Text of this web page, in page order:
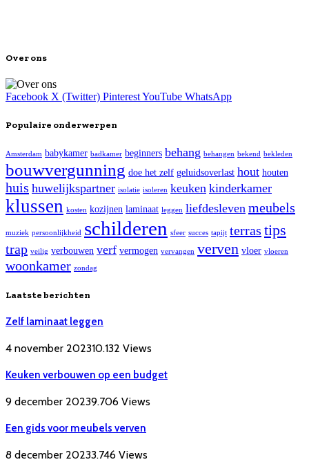
Over ons
Facebook X (Twitter) PinterestYouTube WhatsApp
Populaire onderwerpen
Amsterdam babykamer badkamer beginners behang behangen bekend bekleden
bouwvergunning doe het zelf geluidsoverlast hout houten
huis huwelijkspartner isolatie isoleren keuken kinderkamer
klussen kosten kozijnen laminaat leggen liefdesleven meubels
muziek persoonlijkheid schilderen sfeer succes tapijt terras tips
trap veilig verbouwen verf vermogen vervangen verven vloer vloeren
woonkamer zondag
Laatste berichten
Zelf laminaat leggen
4 november 202310.132 Views
Keuken verbouwen op een budget
9 december 20239.706 Views
Een gids voor meubels verven
8 december 20233.746 Views